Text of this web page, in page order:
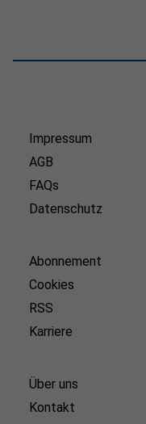
Impressum
AGB
FAQs
Datenschutz
Abonnement
Cookies
RSS
Karriere
Über uns
Kontakt